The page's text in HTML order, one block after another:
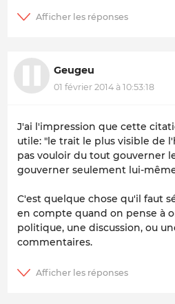
Geugeu
01 février 2014 à 10:53:18
J'ai l'impression que cette
utile: "le trait le plus visible de
pas vouloir du tout gouverner
gouverner seulement lui-
C'est quelque chose qu'il faut
en compte quand on pense à
politique, une discussion, ou
commentaires.